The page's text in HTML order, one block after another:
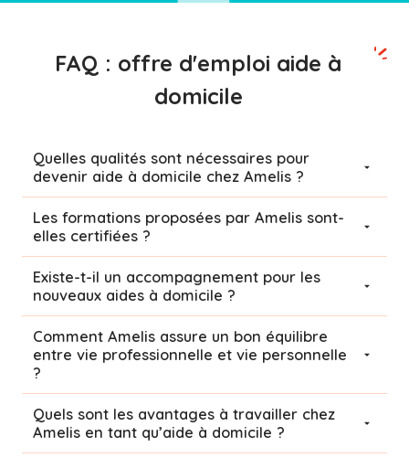
FAQ : offre d'emploi aide à
domicile
Quelles qualités sont nécessaires pour
devenir aide à domicile chez Amelis ?
Les formations proposées par Amelis sont-
elles certifiées ?
Existe-t-il un accompagnement pour les
nouveaux aides à domicile ?
Comment Amelis assure un bon équilibre
entre vie professionnelle et vie personnelle
?
Quels sont les avantages à travailler chez
Amelis en tant qu’aide à domicile ?